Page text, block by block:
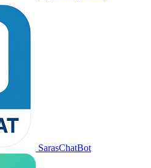
SarasChatBot